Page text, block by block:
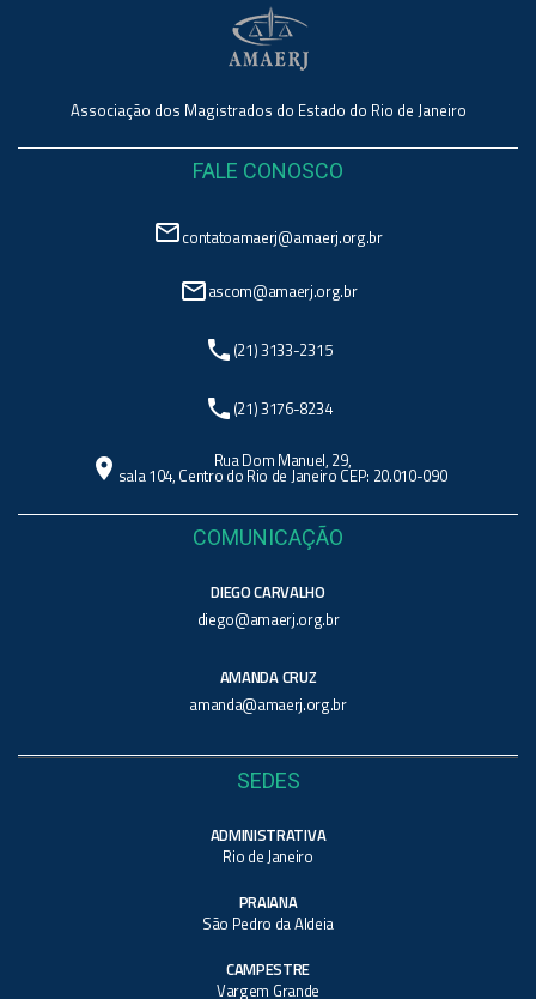
Associação dos Magistrados do Estado do Rio de Janeiro
FALE CONOSCO
mail_outlinecontatoamaerj@amaerj.org.br
mail_outlineascom@amaerj.org.br
phone (21) 3133-2315
phone (21) 3176-8234
location_on Rua Dom Manuel, 29,
sala 104, Centro do Rio de Janeiro CEP: 20.010-090
COMUNICAÇÃO
DIEGO CARVALHO
diego@amaerj.org.br
AMANDA CRUZ
amanda@amaerj.org.br
SEDES
ADMINISTRATIVA
Rio de Janeiro
PRAIANA
São Pedro da Aldeia
CAMPESTRE
Vargem Grande